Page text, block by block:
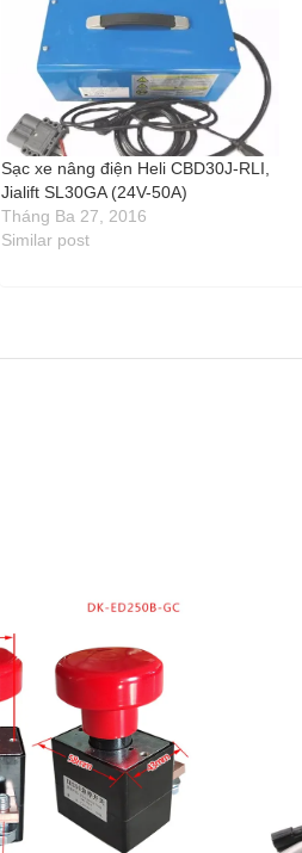
Sạc xe nâng điện Heli CBD30J-RLI,
Jialift SL30GA (24V-50A)
Tháng Ba 27, 2016
Similar post